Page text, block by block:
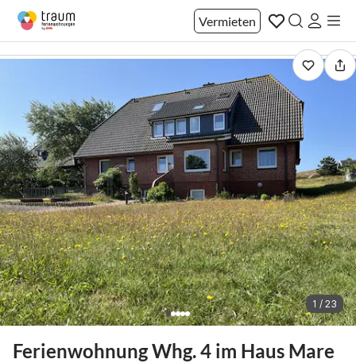
Vermieten
1 / 23
Ferienwohnung Whg. 4 im Haus Mare